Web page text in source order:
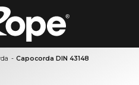
- Capocorda DIN 43148